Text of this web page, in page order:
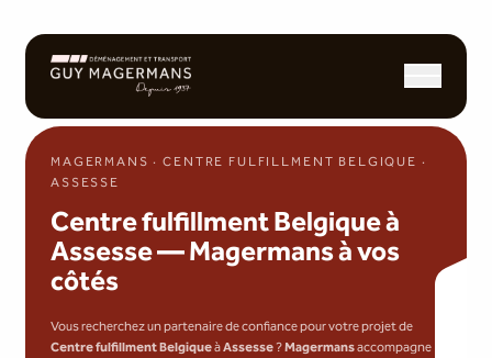
MAGERMANS · CENTRE FULFILLMENT BELGIQUE ·
ASSESSE
Centre fulfillment Belgique à
Assesse — Magermans à vos
côtés
Vous recherchez un partenaire de confiance pour votre projet de
Centre fulfillment BelgiqueàAssesse ?Magermansaccompagne